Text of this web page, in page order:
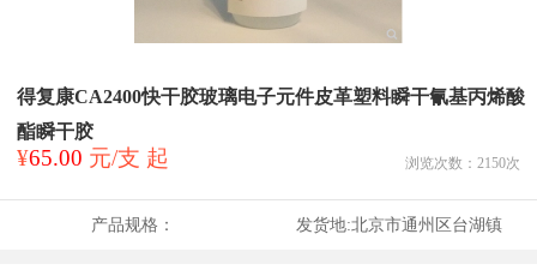
得复康CA2400快干胶玻璃电子元件皮革塑料瞬干氰基丙烯酸
酯瞬干胶
¥65.00 元/支 起 浏览次数： 2150次
产品规格： 发货地:北京市通州区台湖镇